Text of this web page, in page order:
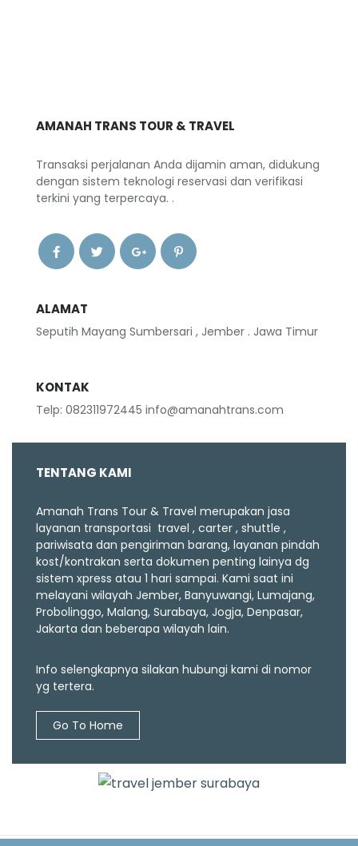
AMANAH TRANS TOUR & TRAVEL
Transaksi perjalanan Anda dijamin aman, didukung
dengan sistem teknologi reservasi dan verifikasi
terkini yang terpercaya. .
ALAMAT
Seputih Mayang Sumbersari , Jember . Jawa Timur
KONTAK
Telp: 082311972445 info@amanahtrans.com
TENTANG KAMI
Amanah Trans Tour & Travel merupakan jasa
layanan transportasi travel , carter , shuttle ,
pariwisata dan pengiriman barang, layanan pindah
kost/kontrakan serta dokumen penting lainya dg
sistem xpress atau 1 hari sampai. Kami saat ini
melayani wilayah Jember, Banyuwangi, Lumajang,
Probolinggo, Malang, Surabaya, Jogja, Denpasar,
Jakarta dan beberapa wilayah lain.
Info selengkapnya silakan hubungi kami di nomor
yg tertera.
Go To Home